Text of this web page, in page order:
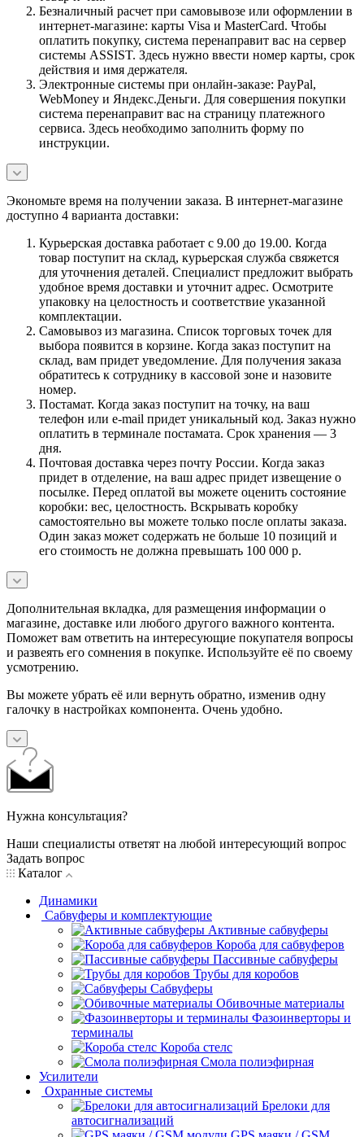
Безналичный расчет при самовывозе или оформлении в
интернет-магазине: карты Visa и MasterCard. Чтобы
оплатить покупку, система перенаправит вас на сервер
системы ASSIST. Здесь нужно ввести номер карты, срок
действия и имя держателя.
Электронные системы при онлайн-заказе: PayPal,
WebMoney и Яндекс.Деньги. Для совершения покупки
система перенаправит вас на страницу платежного
сервиса. Здесь необходимо заполнить форму по
инструкции.
Экономьте время на получении заказа. В интернет-магазине
доступно 4 варианта доставки:
Курьерская доставка работает с 9.00 до 19.00. Когда
товар поступит на склад, курьерская служба свяжется
для уточнения деталей. Специалист предложит выбрать
удобное время доставки и уточнит адрес. Осмотрите
упаковку на целостность и соответствие указанной
комплектации.
Самовывоз из магазина. Список торговых точек для
выбора появится в корзине. Когда заказ поступит на
склад, вам придет уведомление. Для получения заказа
обратитесь к сотруднику в кассовой зоне и назовите
номер.
Постамат. Когда заказ поступит на точку, на ваш
телефон или e-mail придет уникальный код. Заказ нужно
оплатить в терминале постамата. Срок хранения — 3
дня.
Почтовая доставка через почту России. Когда заказ
придет в отделение, на ваш адрес придет извещение о
посылке. Перед оплатой вы можете оценить состояние
коробки: вес, целостность. Вскрывать коробку
самостоятельно вы можете только после оплаты заказа.
Один заказ может содержать не больше 10 позиций и
его стоимость не должна превышать 100 000 р.
Дополнительная вкладка, для размещения информации о
магазине, доставке или любого другого важного контента.
Поможет вам ответить на интересующие покупателя вопросы
и развеять его сомнения в покупке. Используйте её по своему
усмотрению.
Вы можете убрать её или вернуть обратно, изменив одну
галочку в настройках компонента. Очень удобно.
Нужна консультация?
Наши специалисты ответят на любой интересующий вопрос
Задать вопрос
Каталог
Динамики
Сабвуферы и комплектующие
Активные сабвуферы
Короба для сабвуферов
Пассивные сабвуферы
Трубы для коробов
Сабвуферы
Обивочные материалы
Фазоинверторы и
терминалы
Короба стелс
Смола полиэфирная
Усилители
Охранные системы
Брелоки для
автосигнализаций